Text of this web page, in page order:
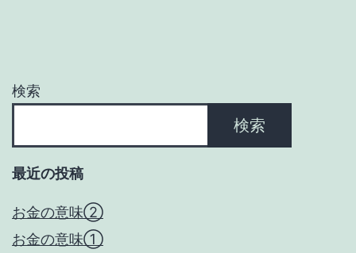
ョ
検索
検索
最近の投稿
お金の意味②
お金の意味①